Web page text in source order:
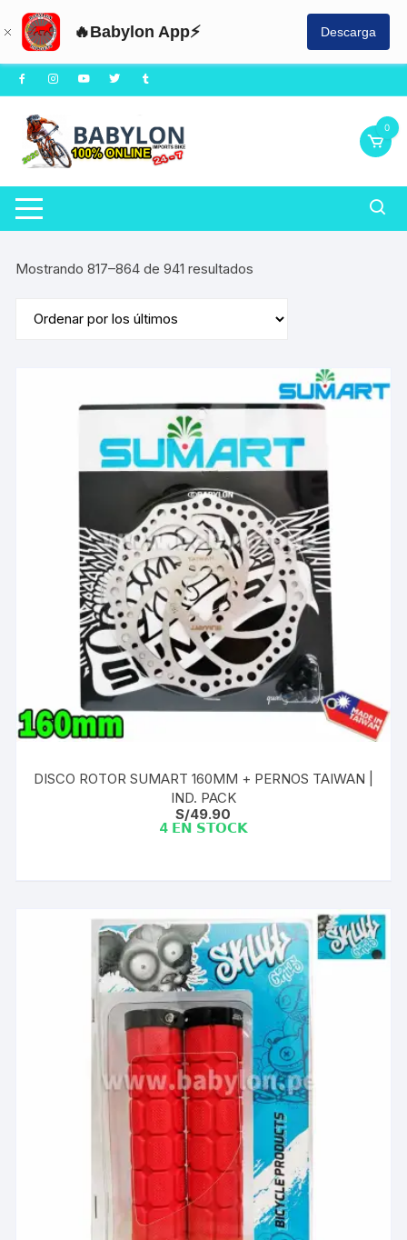
🔥Babylon App⚡ Descarga
Saltar
al
contenido
0
Mostrando 817–864 de 941 resultados
DISCO ROTOR SUMART 160MM + PERNOS TAIWAN |
IND. PACK
S/49.90
4 𝗘𝗡 𝗦𝗧𝗢𝗖𝗞